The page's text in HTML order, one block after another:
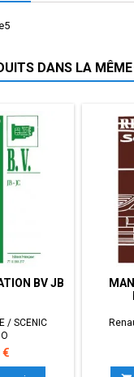
DANS LA
BV JB
/ SCENIC